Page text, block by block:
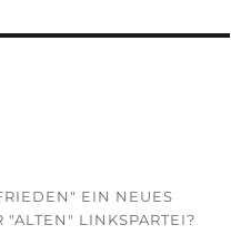
EIN NEUES
LINKSPARTEI?